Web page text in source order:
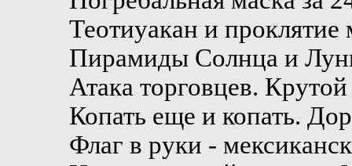
Теотиуакан и
Пирамиды Солнца и
Атака торговцев.
Копать еще и копать.
Флаг в руки -